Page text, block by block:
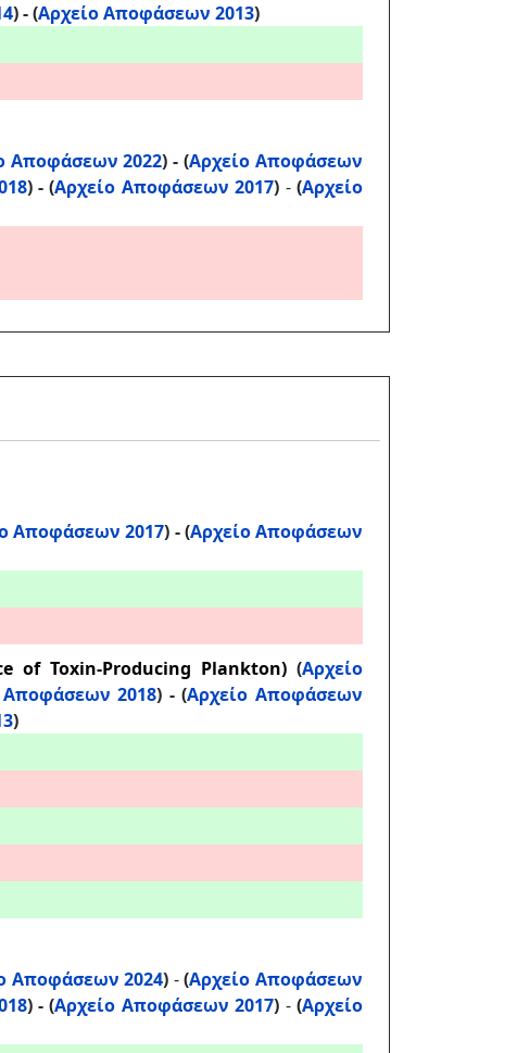
) -(Αρχείο Αποφάσεων 2013)
Αποφάσεων 2022) - (Αρχείο Αποφάσεων
) - (Αρχείο Αποφάσεων 2017) -(Αρχείο
Αποφάσεων 2017) - (Αρχείο Αποφάσεων
of Toxin-Producing Plankton) (Αρχείο
Αποφάσεων 2018) - (Αρχείο Αποφάσεων
)
Αποφάσεων 2024) -(Αρχείο Αποφάσεων
) - (Αρχείο Αποφάσεων 2017) -(Αρχείο